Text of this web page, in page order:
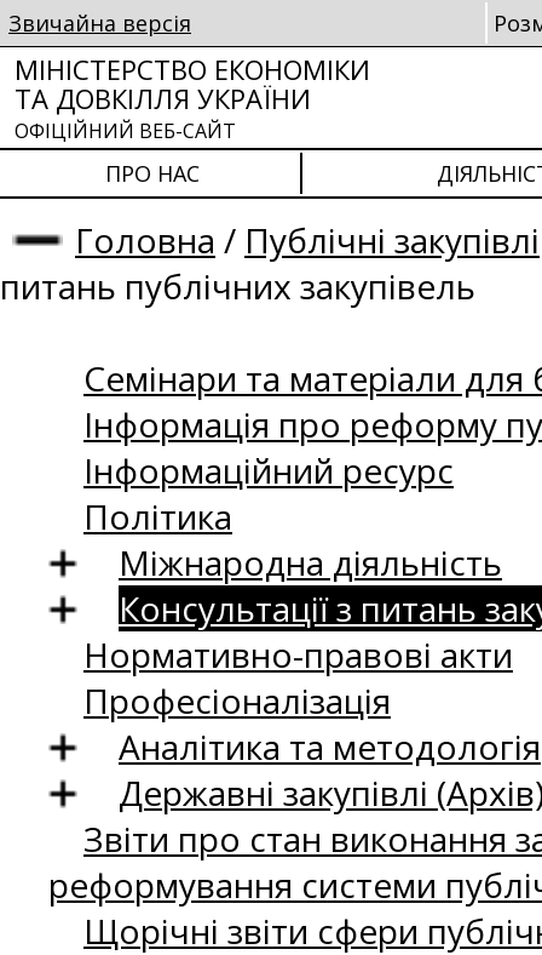
Звичайна версія
МІНІСТЕРСТВО ЕКОНОМІКИ
ТА ДОВКІЛЛЯ УКРАЇНИ
ОФІЦІЙНИЙ ВЕБ-САЙТ
ПРО НАС
Головна / Публічні закупівлі
питань публічних закупівель
Семінари та матеріали для
Інформація про реформу
Інформаційний ресурс
Політика
Міжнародна діяльність
Консультації з питань
Нормативно-правові акти
Професіоналізація
Аналітика та методологія
Державні закупівлі
Звіти про стан виконання
реформування системи
Щорічні звіти сфери